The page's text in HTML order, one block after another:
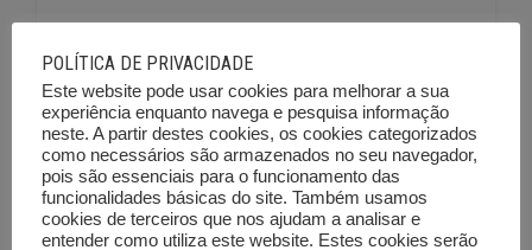
Setúbal
225
POLÍTICA DE PRIVACIDADE
Este website pode usar cookies para melhorar a sua
experiência enquanto navega e pesquisa informação
neste. A partir destes cookies, os cookies categorizados
como necessários são armazenados no seu navegador,
pois são essenciais para o funcionamento das
funcionalidades básicas do site. Também usamos
cookies de terceiros que nos ajudam a analisar e
entender como utiliza este website. Estes cookies serão